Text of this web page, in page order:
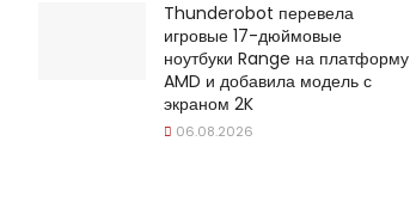
Thunderobot перевела
игровые 17-дюймовые
ноутбуки Range на платформу
AMD и добавила модель с
экраном 2K
06.08.2026